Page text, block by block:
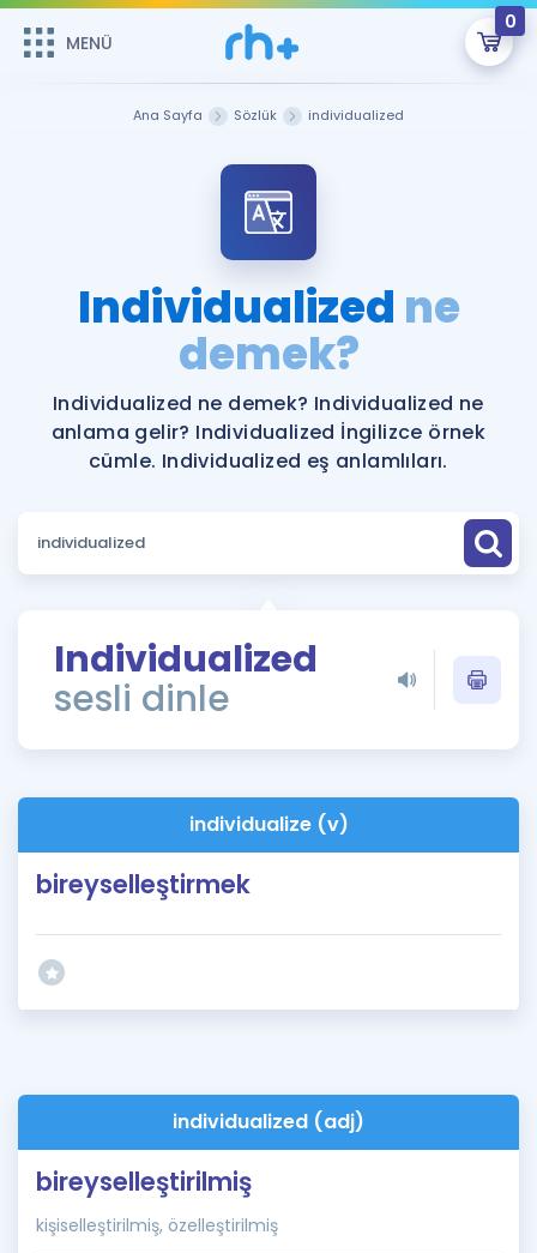
MENÜ
0
Şifremi Hatırlamıyorum
Sepetin Şu An Boş.
Remzi Hoca ile seni sınava hazırlayacak onlarca eğitim seni
bekliyor!
MENÜ
Katılımcı Görüşleri
Faydalı Araçlar
Ücretsiz Kaynaklar
ÖSYM Sınav Takvimi
Kampanyalar
İngilizce Gramer
İngilizce Gramer
Ana Sayfa Sözlük individualized
Individualized ne
demek?
Individualized ne demek? Individualized ne
anlama gelir? Individualized İngilizce örnek
cümle. Individualized eş anlamlıları.
Individualized
sesli dinle
individualize (v)
bireyselleştirmek
individualized (adj)
bireyselleştirilmiş
kişiselleştirilmiş, özelleştirilmiş